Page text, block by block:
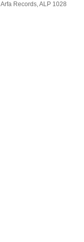
Records, ALP 1028